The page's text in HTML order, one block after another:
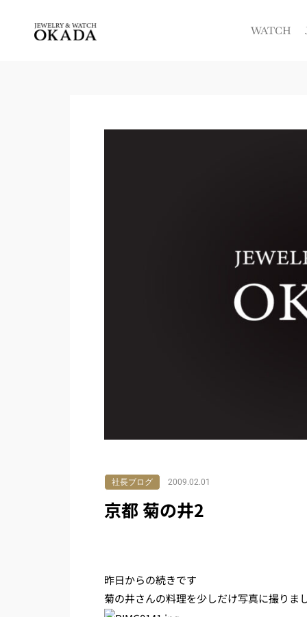
WATCH
社長ブログ 2009.02.01
京都 菊の井2
昨日からの続きです
菊の井さんの料理を少しだけ写真に撮りま